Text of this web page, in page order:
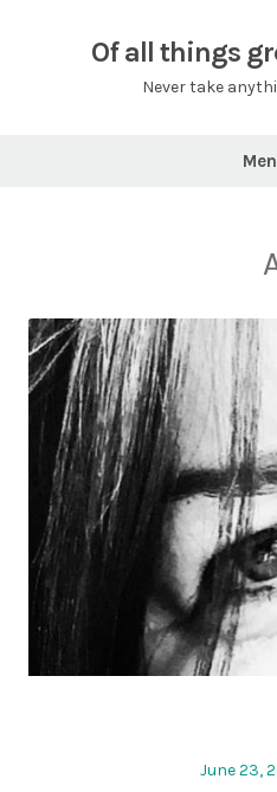
Of all things
Never take
Posted
June 23,